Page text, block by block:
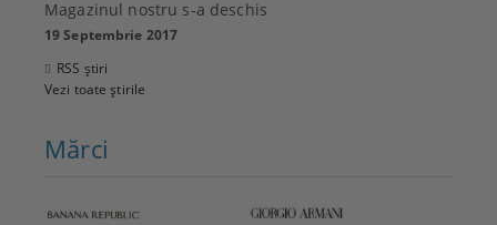
Magazinul nostru s-a deschis
19 Septembrie 2017
RSS știri
Vezi toate știrile
Mărci